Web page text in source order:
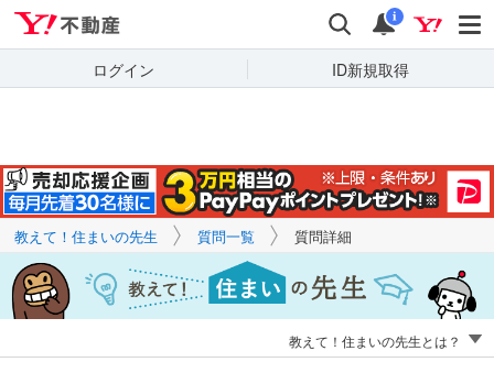
検索 通知
i
ログイン ID新規取得
キーワードで
質問を探す
教えて！住まいの先生 質問一覧 質問詳細
教えて！住まいの先生とは？